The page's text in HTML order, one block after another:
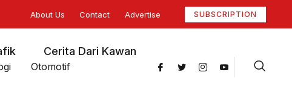
About Us Contact Advertise SUBSCRIPTION
Cerita Dari Kawan
Otomotif